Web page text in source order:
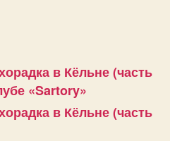
в Кёльне (часть
«Sartory»
в Кёльне (часть